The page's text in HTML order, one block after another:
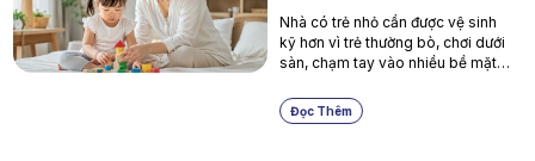
An Toàn?
Nhà có trẻ nhỏ cần được vệ sinh
kỹ hơn vì trẻ thường bò, chơi dưới
sàn, chạm tay vào nhiều bề mặt
viết chia sẻ các khu vực cần ưu
tiên khi vệ sinh nhà, cách làm
Đọc Thêm